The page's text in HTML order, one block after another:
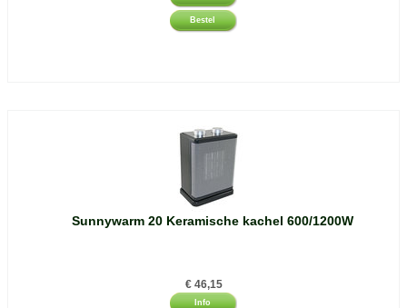
Bestel
Sunnywarm 20 Keramische kachel 600/1200W
€ 46,15
Info